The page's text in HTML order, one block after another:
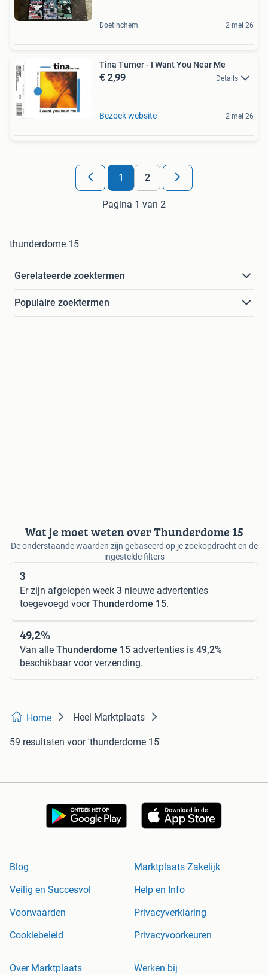
Doetinchem 2 mei 26
Tina Turner - I Want You Near Me
€ 2,99 Details
Bezoek website 2 mei 26
1 2
Pagina 1 van 2
thunderdome 15
Gerelateerde zoektermen
Populaire zoektermen
Wat je moet weten over Thunderdome 15
De onderstaande waarden zijn gebaseerd op je zoekopdracht en de
ingestelde filters
3
Er zijn afgelopen week 3 nieuwe advertenties
toegevoegd voorThunderdome 15.
49,2%
Van alle Thunderdome 15 advertenties is 49,2%
beschikbaar voor verzending.
Home Heel Marktplaats
59 resultaten voor 'thunderdome 15'
Blog
Marktplaats Zakelijk
Veilig en Succesvol
Help en Info
Voorwaarden
Privacyverklaring
Cookiebeleid
Privacyvoorkeuren
Over Marktplaats Werken bij